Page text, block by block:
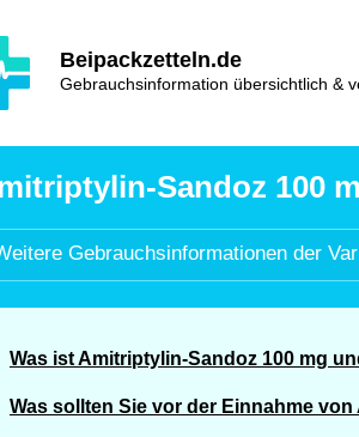
Beipackzetteln.de
Gebrauchsinformation übersichtlich &
Sandoz 100
Gebrauchsinformationen der
Was ist Amitriptylin-Sandoz 100 mg
Was sollten Sie vor der Einnahme